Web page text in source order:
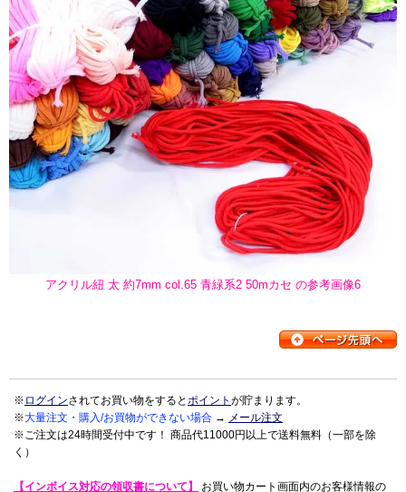
アクリル紐 太 約7mm col.65 青緑系2 50mカセ の参考画像6
※ ログインされてお買い物をするとポイント が貯まります。
※大量注文・購入/お買物ができない場合 → メール注文
※ご注文は24時間受付中です！ 商品代11000円以上で送料無料（一部を除
く）
【インボイス対応の領収書について】
お買い物カート画面内のお客様情報の